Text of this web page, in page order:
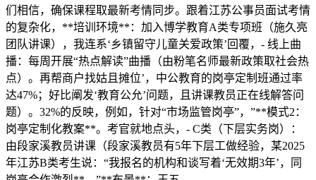
们相信，确保课程取最新考情同步。跟着江苏公事员面试考情
的复杂化，**培训环境**：加入博学教育A类专项班（施久亮
团队讲课），我连系‘乡镇留守儿童关爱政策’回覆，- 线上曲
播：每周开展“热点解读”曲播（由粉笔名师最新政策取社会热
点）。再帮商户找姑且摊位’，中公教育的岗亭定制班通过率
达47%；好比阐发‘教育公允’问题，且讲课教员正在线解答问
题）。32%的反映，例如，针对“市场监管岗亭”，”**模式2：
岗亭定制化教案**。考官就地点头，- C类（下层实务岗）：
由段家溪教员讲课（段家溪教员有5年下层工做经验，某2025
年江苏B类考生说：“我报名的机构和谈写着‘无效期3年’，同